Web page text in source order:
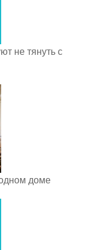
не тянуть с
доме